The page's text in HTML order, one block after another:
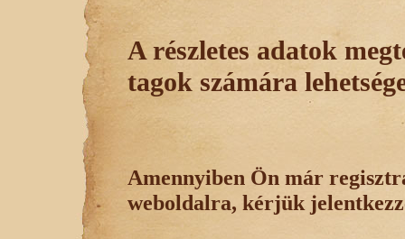
A részletes adatok
tagok számára
Amennyiben Ön már
weboldalra, kérjük